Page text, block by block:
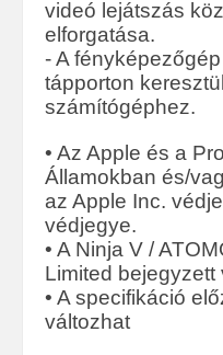
videó lejátszás
elforgatása.
- A
tápporton
számítógéphez.
• Az Apple és a
Államokban és/
az Apple Inc.
védjegye.
• A Ninja V /
Limited bejegyzett
• A specifikáció
változhat